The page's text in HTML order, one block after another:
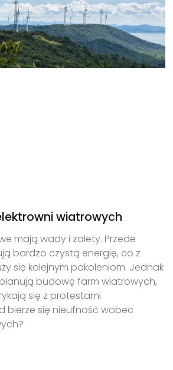
wiatrowych
mają wady i zalety. Przede
bardzo czystą energię, co z
się kolejnym pokoleniom. Jednak
budowę farm wiatrowych,
się z protestami
bierze się nieufność wobec